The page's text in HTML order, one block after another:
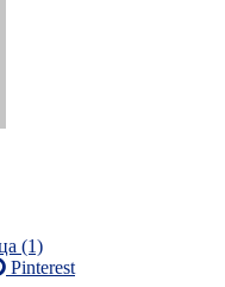
(1)
Pinterest